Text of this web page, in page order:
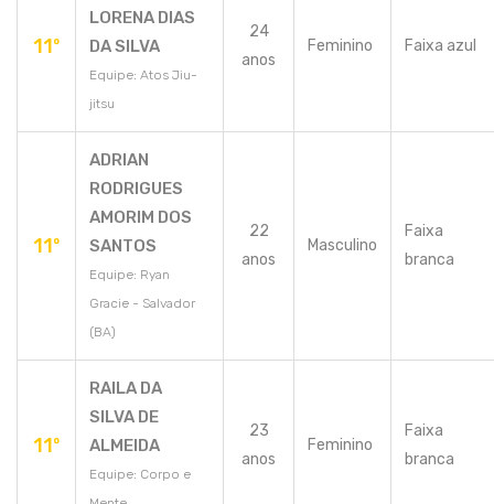
11º
LORENA DIAS
DA SILVA
Equipe: Atos Jiu-
jitsu
24
anos
Feminino Faixa azul
11º
ADRIAN
RODRIGUES
AMORIM DOS
SANTOS
Equipe: Ryan
Gracie - Salvador
(BA)
22
anos
Masculino
Faixa
branca
11º
RAILA DA
SILVA DE
ALMEIDA
Equipe: Corpo e
23
anos
Feminino
Faixa
branca